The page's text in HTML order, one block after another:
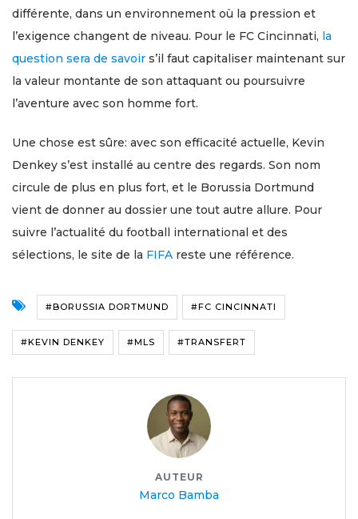
différente, dans un environnement où la pression et
l’exigence changent de niveau. Pour le FC Cincinnati, la
question sera de savoir s’il faut capitaliser maintenant sur
la valeur montante de son attaquant ou poursuivre
l’aventure avec son homme fort.
Une chose est sûre: avec son efficacité actuelle, Kevin
Denkey s’est installé au centre des regards. Son nom
circule de plus en plus fort, et le Borussia Dortmund
vient de donner au dossier une tout autre allure. Pour
suivre l’actualité du football international et des
sélections, le site de la FIFA reste une référence.
#BORUSSIA DORTMUND #FC CINCINNATI
#KEVIN DENKEY #MLS #TRANSFERT
AUTEUR
Marco Bamba